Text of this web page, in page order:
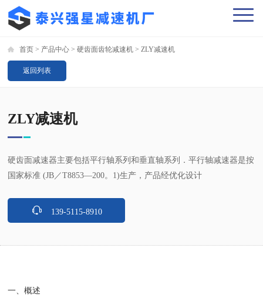
首页 > 产品中心 >硬齿面齿轮减速机 >ZLY减速机
返回列表
ZLY减速机
硬齿面减速器主要包括平行轴系列和垂直轴系列．平行轴减速器是按
国家标准 (JB／T8853—200。1)生产，产品经优化设计
139-5115-8910
一、概述